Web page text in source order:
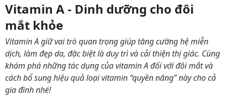
Vitamin A - Dinh dưỡng cho đôi
mắt khỏe
Vitamin A giữ vai trò quan trọng giúp tăng cường hệ miễn
dịch, làm đẹp da, đặc biệt là duy trì và cải thiện thị giác. Cùng
khám phá những tác dụng của vitamin A đối với đôi mắt và
cách bổ sung hiệu quả loại vitamin “quyền năng” này cho cả
gia đình nhé!